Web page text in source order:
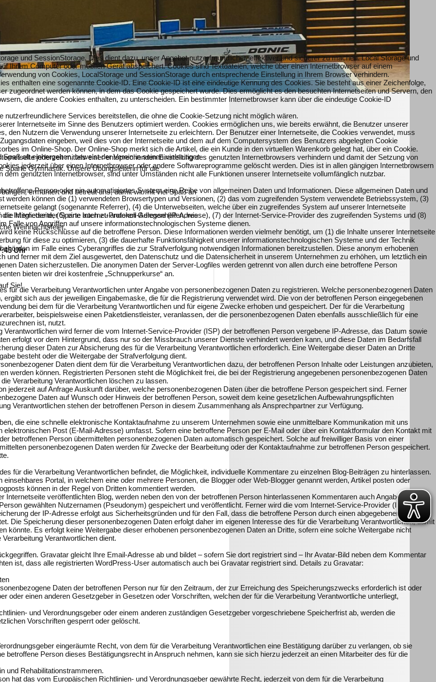
oft einhergehen, beweist der Verein in seinen vielseitigen
Sparte Gymnastik. Unsere Übungsleiterin für die
ermuntert und betreut uns, damit wir mit viel Spaß an
Mitglieder der Sparte auch zu anderen Gelegenheiten, wie
Weihnachtsfeier.
Uhr
bieten wir drei kostenfreie „Schnupperkurse“ an.
Sie!
und Rehabilitationstrammeren.
und SessionStorage. Dies dient dazu, unser Angebot nutzerfreundlicher, effektiver und sicherer zu machen. Local Storage und
Ihrem Computer oder mobilen Gerät abspeichert. Cookies sind Textdateien, welche über einen Internetbrowser auf einem
von Cookies, LocalStorage und SessionStorage durch entsprechende Einstellung in Ihrem Browser verhindern.
enthalten eine sogenannte Cookie-ID. Eine Cookie-ID ist eine eindeutige Kennung des Cookies. Sie besteht aus einer Zeichenfolge,
zugeordnet werden können, in dem das Cookie gespeichert wurde. Dies ermöglicht es den besuchten Internetseiten und Servern, den
die andere Cookies enthalten, zu unterscheiden. Ein bestimmter Internetbrowser kann über die eindeutige Cookie-ID
Services bereitstellen, die ohne die Cookie-Setzung nicht möglich wären.
Internetseite im Sinne des Benutzers optimiert werden. Cookies ermöglichen uns, wie bereits erwähnt, die Benutzer unserer
den Nutzern die Verwendung unserer Internetseite zu erleichtern. Der Benutzer einer Internetseite, die Cookies verwendet, muss
eingeben, weil dies von der Internetseite und dem auf dem Computersystem des Benutzers abgelegten Cookie
im Online-Shop. Der Online-Shop merkt sich die Artikel, die ein Kunde in den virtuellen Warenkorb gelegt hat, über ein Cookie.
jederzeit mittels einer entsprechenden Einstellung des genutzten Internetbrowsers verhindern und damit der Setzung von
jederzeit über einen Internetbrowser oder andere Softwareprogramme gelöscht werden. Dies ist in allen gängigen Internetbrowsern
genutzten Internetbrowser, sind unter Umständen nicht alle Funktionen unserer Internetseite vollumfänglich nutzbar.
Person oder ein automatisiertes System eine Reihe von allgemeinen Daten und Informationen. Diese allgemeinen Daten und
werden können die (1) verwendeten Browsertypen und Versionen, (2) das vom zugreifenden System verwendete Betriebssystem, (3)
gelangt (sogenannte Referrer), (4) die Unterwebseiten, welche über ein zugreifendes System auf unserer Internetseite
Internetseite, (6) eine Internet-Protokoll-Adresse (IP-Adresse), (7) der Internet-Service-Provider des zugreifenden Systems und (8)
Falle von Angriffen auf unsere informationstechnologischen Systeme dienen.
keine Rückschlüsse auf die betroffene Person. Diese Informationen werden vielmehr benötigt, um (1) die Inhalte unserer Internetseite
für diese zu optimieren, (3) die dauerhafte Funktionsfähigkeit unserer informationstechnologischen Systeme und der Technik
im Falle eines Cyberangriffes die zur Strafverfolgung notwendigen Informationen bereitzustellen. Diese anonym erhobenen
und ferner mit dem Ziel ausgewertet, den Datenschutz und die Datensicherheit in unserem Unternehmen zu erhöhen, um letztlich ein
Daten sicherzustellen. Die anonymen Daten der Server-Logfiles werden getrennt von allen durch eine betroffene Person
für die Verarbeitung Verantwortlichen unter Angabe von personenbezogenen Daten zu registrieren. Welche personenbezogenen Daten
sich aus der jeweiligen Eingabemaske, die für die Registrierung verwendet wird. Die von der betroffenen Person eingegebenen
bei dem für die Verarbeitung Verantwortlichen und für eigene Zwecke erhoben und gespeichert. Der für die Verarbeitung
beispielsweise einen Paketdienstleister, veranlassen, der die personenbezogenen Daten ebenfalls ausschließlich für eine
ist, nutzt.
wird ferner die vom Internet-Service-Provider (ISP) der betroffenen Person vergebene IP-Adresse, das Datum sowie
erfolgt vor dem Hintergrund, dass nur so der Missbrauch unserer Dienste verhindert werden kann, und diese Daten im Bedarfsfall
dieser Daten zur Absicherung des für die Verarbeitung Verantwortlichen erforderlich. Eine Weitergabe dieser Daten an Dritte
besteht oder die Weitergabe der Strafverfolgung dient.
Daten dient dem für die Verarbeitung Verantwortlichen dazu, der betroffenen Person Inhalte oder Leistungen anzubieten,
werden können. Registrierten Personen steht die Möglichkeit frei, die bei der Registrierung angegebenen personenbezogenen Daten
Verarbeitung Verantwortlichen löschen zu lassen.
jederzeit auf Anfrage Auskunft darüber, welche personenbezogenen Daten über die betroffene Person gespeichert sind. Ferner
Daten auf Wunsch oder Hinweis der betroffenen Person, soweit dem keine gesetzlichen Aufbewahrungspflichten
Verantwortlichen stehen der betroffenen Person in diesem Zusammenhang als Ansprechpartner zur Verfügung.
die eine schnelle elektronische Kontaktaufnahme zu unserem Unternehmen sowie eine unmittelbare Kommunikation mit uns
Post (E-Mail-Adresse) umfasst. Sofern eine betroffene Person per E-Mail oder über ein Kontaktformular den Kontakt mit
betroffenen Person übermittelten personenbezogenen Daten automatisch gespeichert. Solche auf freiwilliger Basis von einer
personenbezogenen Daten werden für Zwecke der Bearbeitung oder der Kontaktaufnahme zur betroffenen Person gespeichert.
für die Verarbeitung Verantwortlichen befindet, die Möglichkeit, individuelle Kommentare zu einzelnen Blog-Beiträgen zu hinterlassen.
Portal, in welchem eine oder mehrere Personen, die Blogger oder Web-Blogger genannt werden, Artikel posten oder
können in der Regel von Dritten kommentiert werden.
veröffentlichten Blog, werden neben den von der betroffenen Person hinterlassenen Kommentaren auch Angaben zum
gewählten Nutzernamen (Pseudonym) gespeichert und veröffentlicht. Ferner wird die vom Internet-Service-Provider (ISP) der
der IP-Adresse erfolgt aus Sicherheitsgründen und für den Fall, dass die betroffene Person durch einen abgegebenen
Die Speicherung dieser personenbezogenen Daten erfolgt daher im eigenen Interesse des für die Verarbeitung Verantwortlichen, damit
könnte. Es erfolgt keine Weitergabe dieser erhobenen personenbezogenen Daten an Dritte, sofern eine solche Weitergabe nicht
Verantwortlichen dient.
Gravatar gleicht Ihre Email-Adresse ab und bildet – sofern Sie dort registriert sind – Ihr Avatar-Bild neben dem Kommentar
ist, dass alle registrierten WordPress-User automatisch auch bei Gravatar registriert sind. Details zu Gravatar:
Daten der betroffenen Person nur für den Zeitraum, der zur Erreichung des Speicherungszwecks erforderlich ist oder
oder einen anderen Gesetzgeber in Gesetzen oder Vorschriften, welchen der für die Verarbeitung Verantwortliche unterliegt,
und Verordnungsgeber oder einem anderen zuständigen Gesetzgeber vorgeschriebene Speicherfrist ab, werden die
Vorschriften gesperrt oder gelöscht.
eingeräumte Recht, von dem für die Verarbeitung Verantwortlichen eine Bestätigung darüber zu verlangen, ob sie
betroffene Person dieses Bestätigungsrecht in Anspruch nehmen, kann sie sich hierzu jederzeit an einen Mitarbeiter des für die
hat das vom Europäischen Richtlinien- und Verordnungsgeber gewährte Recht, jederzeit von dem für die Verarbeitung